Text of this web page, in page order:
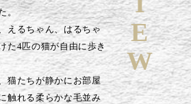
。
えるちゃん、はるちゃ
た4匹の猫が自由に歩き
猫たちが静かにお部屋
触れる柔らかな毛並み